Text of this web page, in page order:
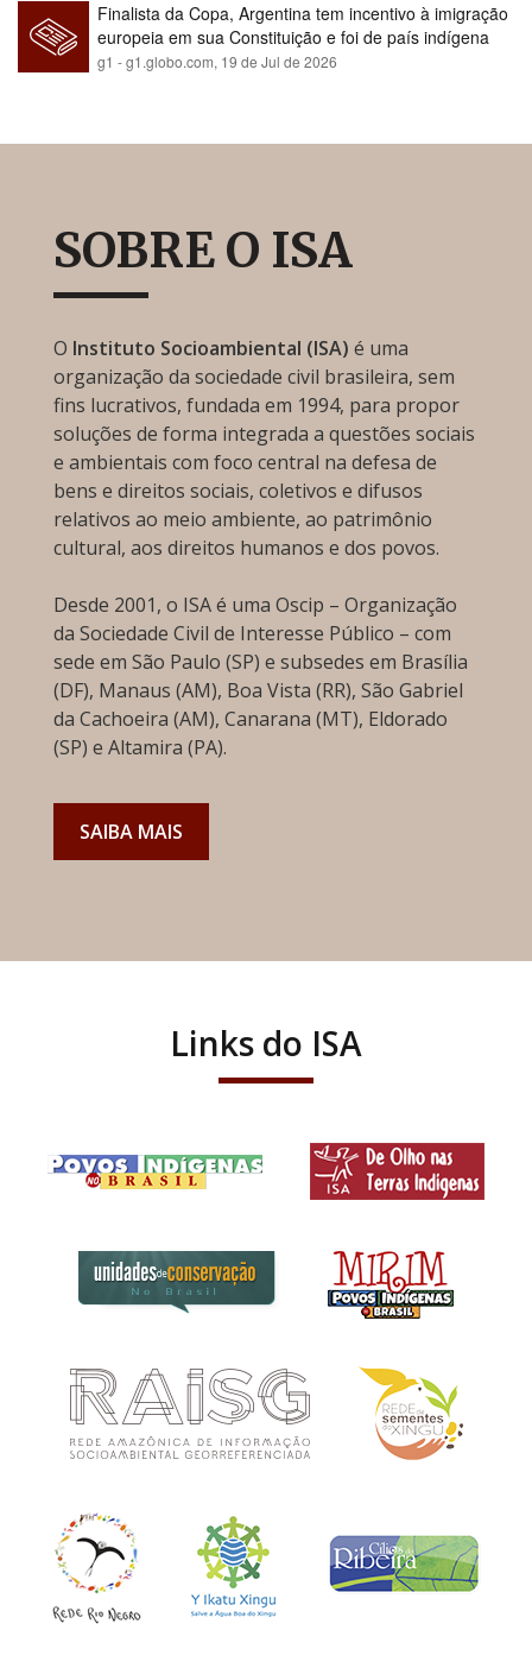
Finalista da Copa, Argentina tem incentivo à imigração
europeia em sua Constituição e foi de país indígena
para maioria branca
g1 - g1.globo.com, 19 de Jul de 2026
SOBRE O ISA
O Instituto Socioambiental (ISA) é uma
organização da sociedade civil brasileira, sem
fins lucrativos, fundada em 1994, para propor
soluções de forma integrada a questões sociais
e ambientais com foco central na defesa de
bens e direitos sociais, coletivos e difusos
relativos ao meio ambiente, ao patrimônio
cultural, aos direitos humanos e dos povos.
Desde 2001, o ISA é uma Oscip – Organização
da Sociedade Civil de Interesse Público – com
sede em São Paulo (SP) e subsedes em Brasília
(DF), Manaus (AM), Boa Vista (RR), São Gabriel
da Cachoeira (AM), Canarana (MT), Eldorado
(SP) e Altamira (PA).
SAIBA MAIS
Links do ISA